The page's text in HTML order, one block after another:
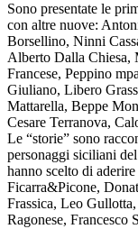
Sono presentate le
con altre nuove:
Borsellino, Ninni
Alberto Dalla Chiesa,
Francese, Peppino
Giuliano, Libero
Mattarella, Beppe
Cesare Terranova,
Le “storie” sono
personaggi siciliani
hanno scelto di
Ficarra&Picone,
Frassica, Leo
Ragonese, Francesco